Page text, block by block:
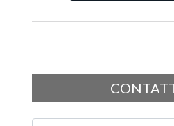
Posto auto/Box
Ascensore